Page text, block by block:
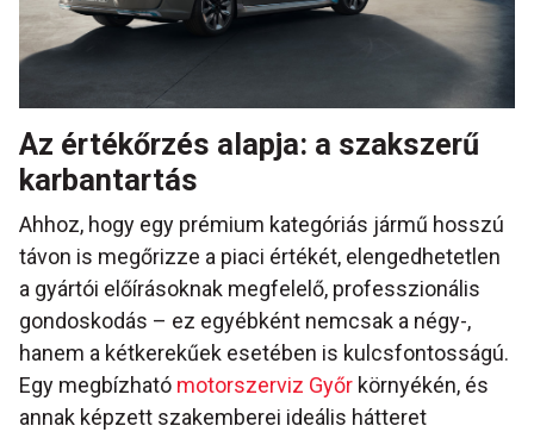
Az értékőrzés alapja: a szakszerű
karbantartás
Ahhoz, hogy egy prémium kategóriás jármű hosszú
távon is megőrizze a piaci értékét, elengedhetetlen
a gyártói előírásoknak megfelelő, professzionális
gondoskodás – ez egyébként nemcsak a négy-,
hanem a kétkerekűek esetében is kulcsfontosságú.
Egy megbízható motorszerviz Győr környékén, és
annak képzett szakemberei ideális hátteret